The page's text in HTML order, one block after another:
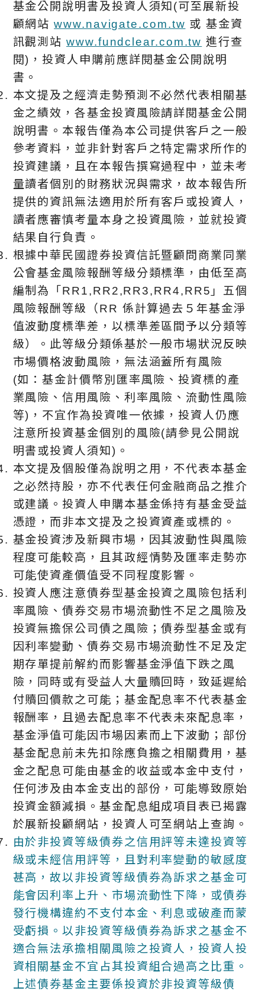
基金公開說明書及投資人須知(可至展新投
顧網站www.navigate.com.tw 或 基金資
訊觀測站www.fundclear.com.tw 進行查
閱)，投資人申購前應詳閱基金公開說明
書。
本文提及之經濟走勢預測不必然代表相關基
金之績效，各基金投資風險請詳閱基金公開
說明書。本報告僅為本公司提供客戶之一般
參考資料，並非針對客戶之特定需求所作的
投資建議，且在本報告撰寫過程中，並未考
量讀者個別的財務狀況與需求，故本報告所
提供的資訊無法適用於所有客戶或投資人，
讀者應審慎考量本身之投資風險，並就投資
結果自行負責。
根據中華⺠國證券投資信託暨顧問商業同業
公會基金風險報酬等級分類標準，由低至高
編制為「RR1,RR2,RR3,RR4,RR5」五個
風險報酬等級（RR 係計算過去５年基金淨
值波動度標準差，以標準差區間予以分類等
級）。此等級分類係基於⼀般市場狀況反映
市場價格波動風險，無法涵蓋所有風險
(如：基金計價幣別匯率風險、投資標的產
業風險、信用風險、利率風險、流動性風險
等)，不宜作為投資唯⼀依據，投資人仍應
注意所投資基金個別的風險(請參見公開說
明書或投資人須知)。
本文提及個股僅為說明之用，不代表本基金
之必然持股，亦不代表任何金融商品之推介
或建議。投資人申購本基金係持有基金受益
憑證，而非本文提及之投資資產或標的。
基金投資涉及新興市場，因其波動性與風險
程度可能較高，且其政經情勢及匯率走勢亦
可能使資產價值受不同程度影響。
投資人應注意債券型基金投資之風險包括利
率風險、債券交易市場流動性不足之風險及
投資無擔保公司債之風險；債券型基金或有
因利率變動、債券交易市場流動性不足及定
期存單提前解約而影響基金淨值下跌之風
險，同時或有受益人大量贖回時，致延遲給
付贖回價款之可能；基金配息率不代表基金
報酬率，且過去配息率不代表未來配息率，
基金淨值可能因市場因素而上下波動；部份
基金配息前未先扣除應負擔之相關費用，基
金之配息可能由基金的收益或本金中支付，
任何涉及由本金支出的部份，可能導致原始
投資金額減損。基金配息組成項目表已揭露
於展新投顧網站，投資人可至網站上查詢。
由於非投資等級債券之信用評等未達投資等
級或未經信用評等，且對利率變動的敏感度
甚高，故以非投資等級債券為訴求之基金可
能會因利率上升、市場流動性下降，或債券
發行機構違約不支付本金、利息或破產而蒙
受虧損。以非投資等級債券為訴求之基金不
適合無法承擔相關風險之投資人，投資人投
資相關基金不宜占其投資組合過高之比重。
上述債券基金主要係投資於非投資等級債